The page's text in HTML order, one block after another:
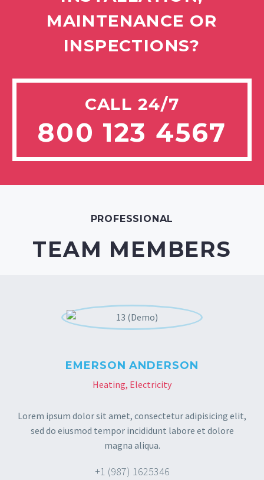
MAINTENANCE OR
INSPECTIONS?
CALL 24/7
800 123 4567
PROFESSIONAL
TEAM MEMBERS
EMERSON ANDERSON
Heating, Electricity
Lorem ipsum dolor sit amet, consectetur adipisicing elit,
sed do eiusmod tempor incididunt labore et dolore
magna aliqua.
+1 (987) 1625346